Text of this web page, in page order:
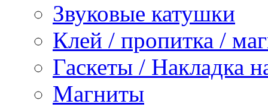
Звуковые катушки
Клей / пропитка /
Гаскеты / Накладка
Магниты